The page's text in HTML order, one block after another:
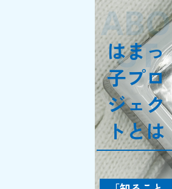
はまっ
子プロ
ジェク
トとは
ABO
UT